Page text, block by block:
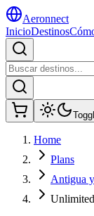
Aeronnect
InicioDestinos
Home
Plans
Antigua